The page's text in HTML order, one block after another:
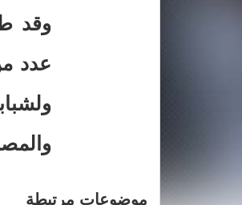
وقد
عدد
موضوعات مرتبطة